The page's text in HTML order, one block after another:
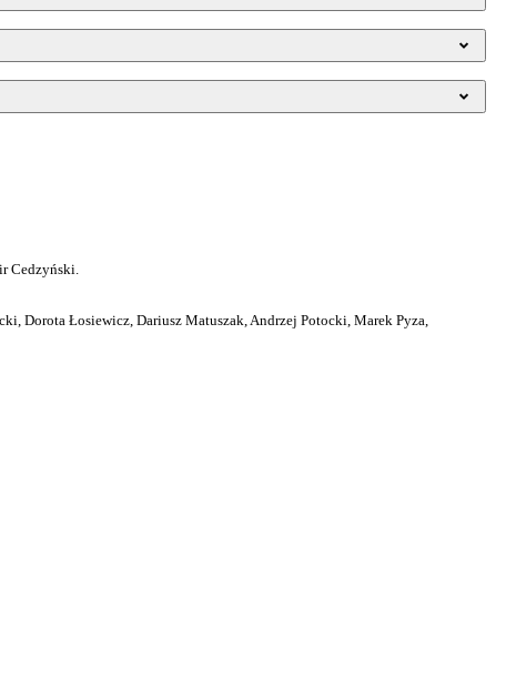
Cedzyński.
Dorota Łosiewicz, Dariusz Matuszak, Andrzej Potocki, Marek Pyza,